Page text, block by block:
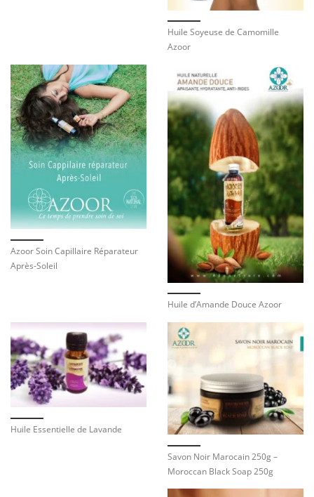
Huile Soyeuse de Camomille
Azoor
Azoor Soin Capillaire Réparateur
Après-Soleil
Huile d’Amande Douce Azoor
Huile Essentielle de Lavande
Savon Noir Marocain 250g –
Moroccan Black Soap 250g